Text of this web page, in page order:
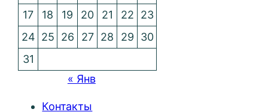
17
18 19 20 21 22
23
24 25 26 27 28 29
30
31
« Янв
Контакты